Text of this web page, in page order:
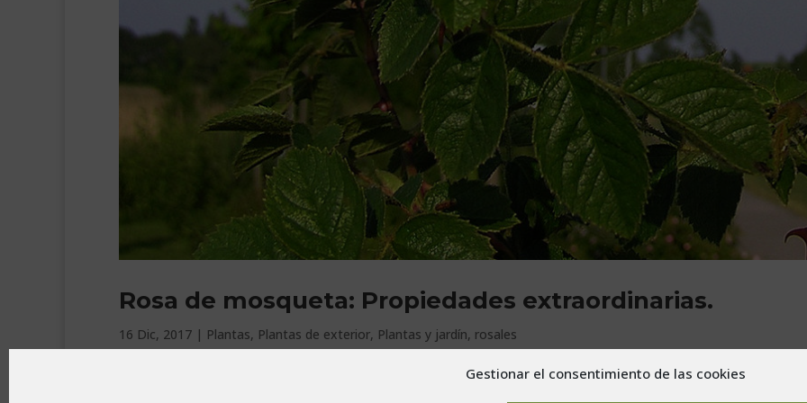
Gestionar el consentimiento de las cookies
Rosa de mosqueta: Propiedades extraordinarias.
16 Dic, 2017 | Plantas, Plantas de exterior, Plantas y jardín, rosales
La conocidísima Rosa de mosqueta (Rosa eglanteria en nomenclatura botánica) es un arbusto de hoja perenne de